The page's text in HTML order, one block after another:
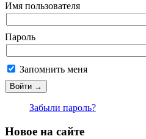
Имя пользователя
Пароль
Запомнить меня
Забыли пароль?
Новое на сайте